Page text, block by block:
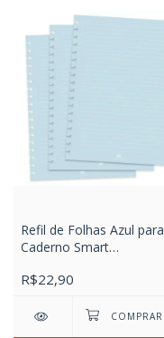
Refil de Folhas Azul para
Caderno Smart
R$22,90